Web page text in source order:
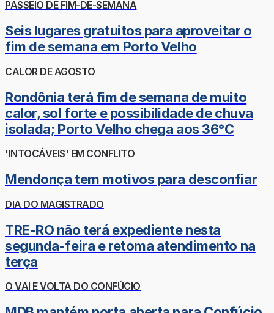
PASSEIO DE FIM-DE-SEMANA
Seis lugares gratuitos para aproveitar o
fim de semana em Porto Velho
CALOR DE AGOSTO
Rondônia terá fim de semana de muito
calor, sol forte e possibilidade de chuva
isolada; Porto Velho chega aos 36°C
'INTOCÁVEIS' EM CONFLITO
Mendonça tem motivos para desconfiar
DIA DO MAGISTRADO
TRE-RO não terá expediente nesta
segunda-feira e retoma atendimento na
terça
O VAI E VOLTA DO CONFÚCIO